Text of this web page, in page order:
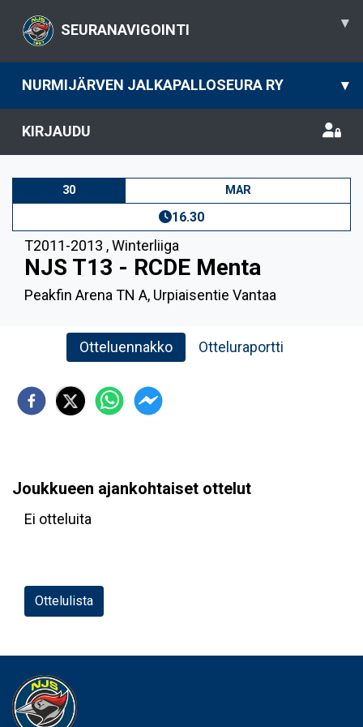
SEURANAVIGOINTI ▾
NURMIJÄRVEN JALKAPALLOSEURA RY ▾
KIRJAUDU
30 MAR
16.30
T2011-2013 ,Winterliiga
NJS T13 - RCDE Menta
Peakfin Arena TN A, Urpiaisentie Vantaa
Otteluennakko Otteluraportti
Joukkueen ajankohtaiset ottelut
Ei otteluita
Ottelulista